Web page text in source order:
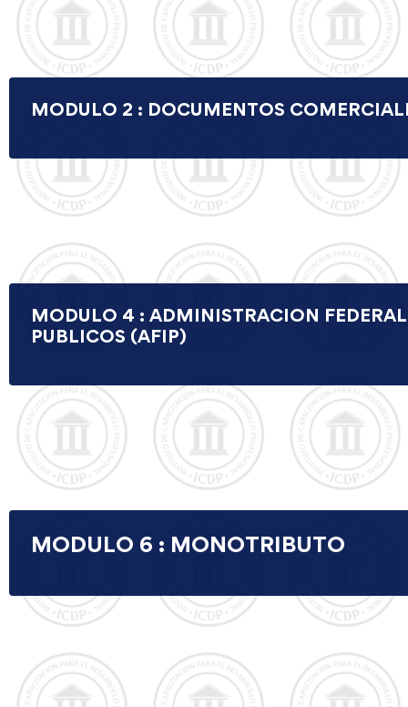
MODULO 2 : DOCUMENTOS
MODULO 4 : ADMINISTRACION
PUBLICOS (AFIP)
MODULO 6 : MONOTRIBUTO